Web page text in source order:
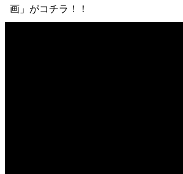
画」がコチラ！！